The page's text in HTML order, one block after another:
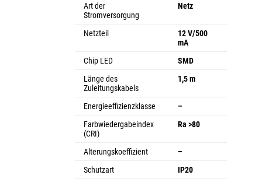
Art der
Stromversorgung
Netz
Netzteil
12 V/500
mA
Chip LED
SMD
Länge des
Zuleitungskabels
1,5 m
Energieeffizienzklasse
–
Farbwiedergabeindex
(CRI)
Ra >80
Alterungskoeffizient
–
Schutzart
IP20